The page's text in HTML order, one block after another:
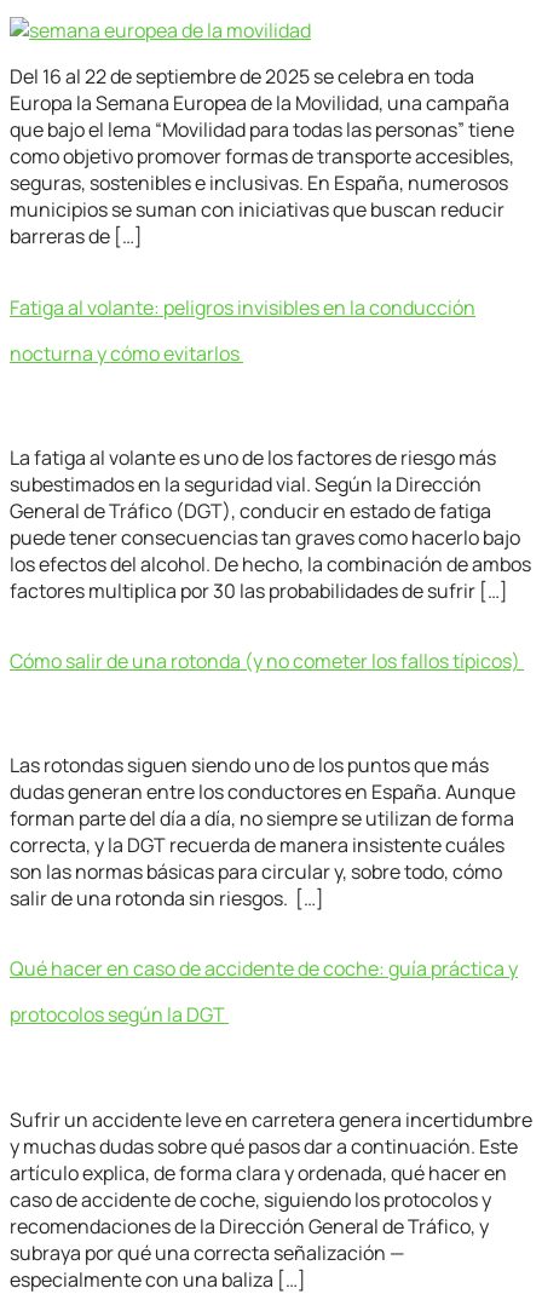
Del 16 al 22 de septiembre de 2025 se celebra en toda
Europa la Semana Europea de la Movilidad, una campaña
que bajo el lema “Movilidad para todas las personas” tiene
como objetivo promover formas de transporte accesibles,
seguras, sostenibles e inclusivas. En España, numerosos
municipios se suman con iniciativas que buscan reducir
barreras de […]
Fatiga al volante: peligros invisibles en la conducción
nocturna y cómo evitarlos
La fatiga al volante es uno de los factores de riesgo más
subestimados en la seguridad vial. Según la Dirección
General de Tráfico (DGT), conducir en estado de fatiga
puede tener consecuencias tan graves como hacerlo bajo
los efectos del alcohol. De hecho, la combinación de ambos
factores multiplica por 30 las probabilidades de sufrir […]
Cómo salir de una rotonda (y no cometer los fallos típicos)
Las rotondas siguen siendo uno de los puntos que más
dudas generan entre los conductores en España. Aunque
forman parte del día a día, no siempre se utilizan de forma
correcta, y la DGT recuerda de manera insistente cuáles
son las normas básicas para circular y, sobre todo, cómo
salir de una rotonda sin riesgos. […]
Qué hacer en caso de accidente de coche: guía práctica y
protocolos según la DGT
Sufrir un accidente leve en carretera genera incertidumbre
y muchas dudas sobre qué pasos dar a continuación. Este
artículo explica, de forma clara y ordenada, qué hacer en
caso de accidente de coche, siguiendo los protocolos y
recomendaciones de la Dirección General de Tráfico, y
subraya por qué una correcta señalización —
especialmente con una baliza […]